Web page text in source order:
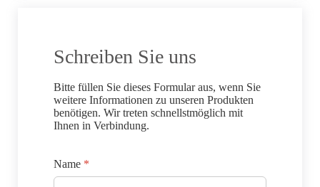
Schreiben Sie uns
Bitte füllen Sie dieses Formular aus, wenn Sie
weitere Informationen zu unseren Produkten
benötigen. Wir treten schnellstmöglich mit
Ihnen in Verbindung.
Name *